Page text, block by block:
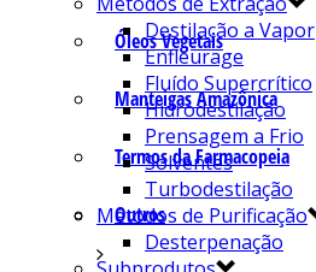
Óleos Vegetais
Manteigas Amazônica
Termos da Farmacopeia
Outros
Destilação a Vapor
Enfleurage
Fluído Supercrítico
Hidrodestilação
Prensagem a Frio
Solventes
Turbodestilação
Métodos de Purificação
Desterpenação